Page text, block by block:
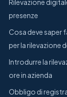
Rilevazione
presenze
Cosa deve saper
per la rilevazione
Introdurre la
ore in azienda
Obbligo di